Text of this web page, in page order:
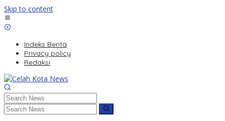
Skip to content
Indeks Berita
Privacy policy
Redaksi